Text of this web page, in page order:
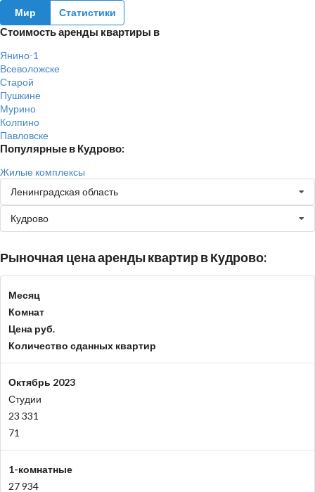
Мир Статистики
Стоимость аренды квартиры в
Янино-1
Всеволожске
Старой
Пушкине
Мурино
Колпино
Павловске
Популярные в Кудрово:
Жилые комплексы
Ленинградская область
Кудрово
Рыночная цена аренды квартир в Кудрово:
Месяц
Комнат
Цена руб.
Количество сданных квартир
Октябрь 2023
Студии
23 331
71
1-комнатные
27 934